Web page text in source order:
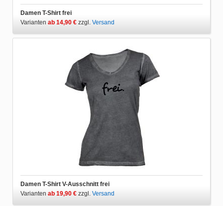
Damen T-Shirt frei
Varianten ab 14,90 € zzgl. Versand
Damen T-Shirt V-Ausschnitt frei
Varianten ab 19,90 € zzgl. Versand